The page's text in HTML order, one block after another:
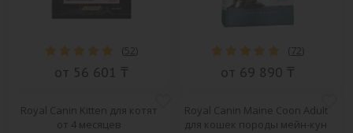
(52)
от 56 601 ₸
( 72)
от 69 890 ₸
Royal Canin Kitten для котят
от 4 месяцев
Royal Canin Maine Coon Adult
для кошек породы мейн-кун